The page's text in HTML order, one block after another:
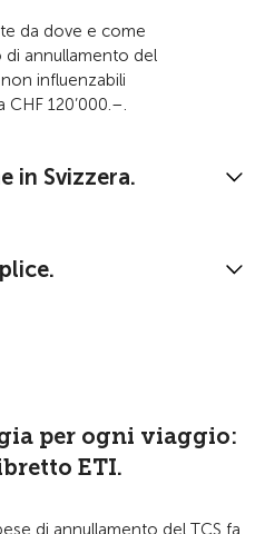
da dove e come
annullamento del
influenzabili
120’000.–.
in Svizzera.
per ogni viaggio:
ETI.
di annullamento del TCS fa